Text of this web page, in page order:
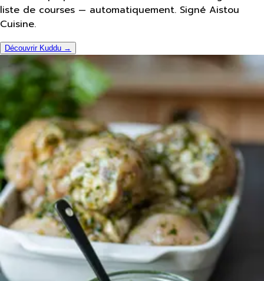
liste de courses — automatiquement. Signé Aistou
Cuisine.
Découvrir Kuddu →